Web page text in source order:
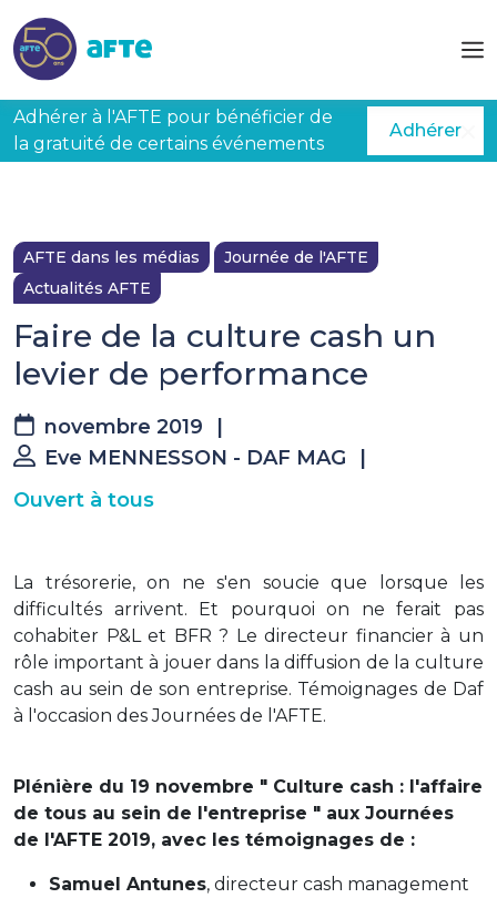
Adhérer à l'AFTE pour bénéficier de
la gratuité de certains événements
Adhérer
AFTE dans les médias
Journée de l'AFTE
Actualités AFTE
Faire de la culture cash un
levier de performance
novembre 2019
Eve MENNESSON - DAF MAG
Ouvert à tous
La trésorerie, on ne s'en soucie que lorsque les
difficultés arrivent. Et pourquoi on ne ferait pas
cohabiter P&L et BFR ? Le directeur financier à un
rôle important à jouer dans la diffusion de la culture
cash au sein de son entreprise. Témoignages de Daf
à l'occasion des Journées de l'AFTE.
Plénière du 19 novembre " Culture cash : l'affaire
de tous au sein de l'entreprise " aux Journées
de l'AFTE 2019, avec les témoignages de :
Samuel Antunes, directeur cash management